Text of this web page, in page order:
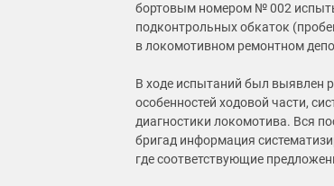
бортовым номером № 002
подконтрольных обкаток
в локомотивном ремонтном
В ходе испытаний был выявлен
особенностей ходовой части,
диагностики локомотива. Вся
бригад информация
где соответствующие